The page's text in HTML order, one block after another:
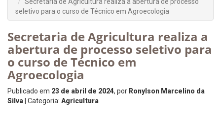
seletivo para o curso de Técnico em Agroecologia
Secretaria de Agricultura realiza a
abertura de processo seletivo para
o curso de Técnico em
Agroecologia
Publicado em 23 de abril de 2024, por Ronylson Marcelino da
Silva | Categoria: Agricultura